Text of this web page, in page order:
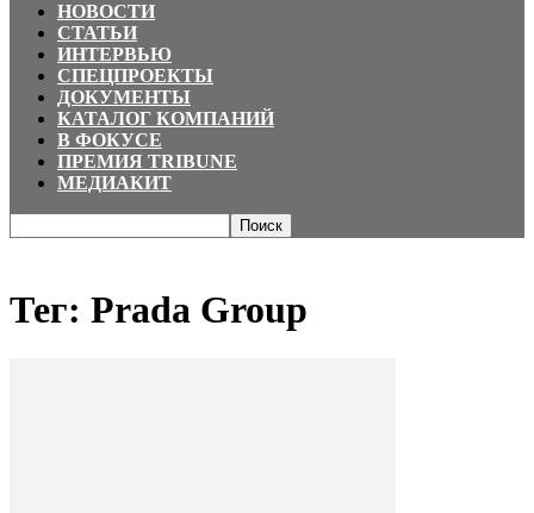
НОВОСТИ
СТАТЬИ
ИНТЕРВЬЮ
СПЕЦПРОЕКТЫ
ДОКУМЕНТЫ
КАТАЛОГ КОМПАНИЙ
В ФОКУСЕ
ПРЕМИЯ TRIBUNE
МЕДИАКИТ
Тег: Prada Group